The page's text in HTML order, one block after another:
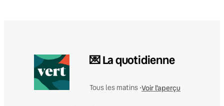
💌 La quotidienne
Tous les matins •Voir l'aperçu